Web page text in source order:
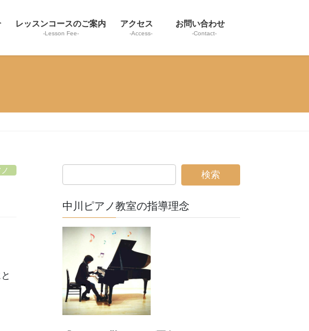
レッスンコースのご案内
-Lesson Fee-
アクセス
-Access-
お問い合わせ
-Contact-
中川ピアノ教室の指導理念